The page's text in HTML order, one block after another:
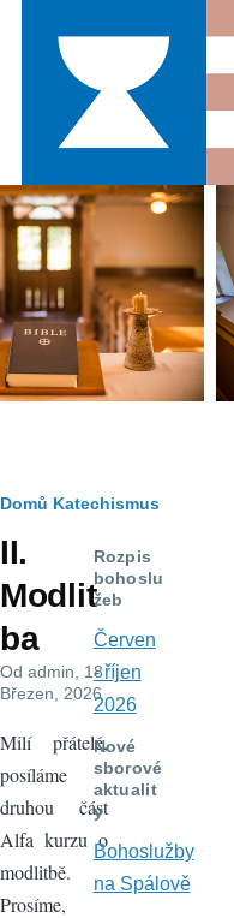
Drobečková
navigace
Domů Katechismus
II.
Modlit
ba
Od admin , 18
Březen, 2026
Milí přátelé,
posíláme
druhou část
Alfa kurzu o
modlitbě.
Prosíme,
Rozpis
bohoslu
žeb
Červen
- říjen
2026
Nové
sborové
aktualit
y
Bohoslužby
na Spálově